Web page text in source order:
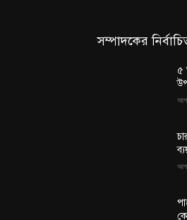
সম্পাদকের
৫